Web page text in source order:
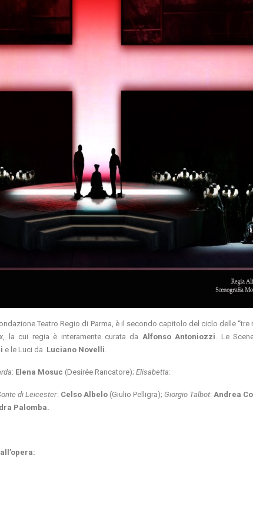
Teatro Regio di Parma, è il secondo capitolo del ciclo delle “tre
, la cui regia è interamente curata da Alfonso Antoniozzi. Le
e le Luci da Luciano Novelli.
: Elena Mosuc (Desirée Rancatore); Elisabetta:
di Leicester: Celso Albelo (Giulio Pelligra); Giorgio Talbot: Andrea
Palomba.